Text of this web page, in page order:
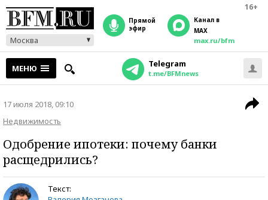
16+
Москва
прямой
эфир
Канал в
MAX
max.ru/bfm
МЕНЮ Telegram
t.me/BFMnews
17 июля 2018, 09:10
Недвижимость
Одобрение ипотеки: почему банки
расщедрились?
Текст: